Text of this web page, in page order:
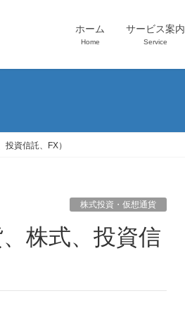
ホーム
Home
サービス案内
Service
資信託、FX）
株式投資・仮想通貨